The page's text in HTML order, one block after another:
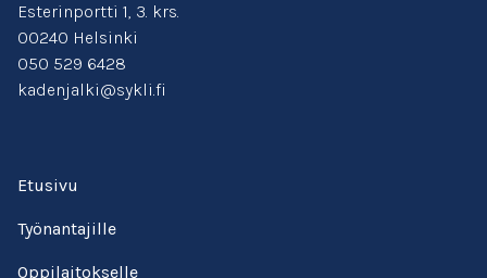
Esterinportti 1, 3. krs.
00240 Helsinki
050 529 6428
kadenjalki@sykli.fi
Etusivu
Työnantajille
Oppilaitokselle